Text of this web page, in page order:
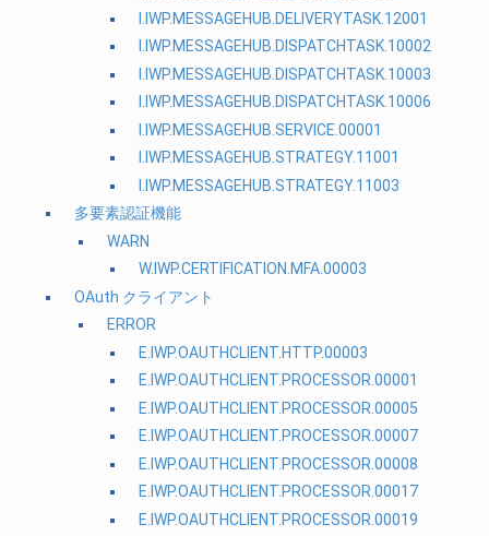
I.IWP.MESSAGEHUB.DELIVERYTASK.12001
I.IWP.MESSAGEHUB.DISPATCHTASK.10002
I.IWP.MESSAGEHUB.DISPATCHTASK.10003
I.IWP.MESSAGEHUB.DISPATCHTASK.10006
I.IWP.MESSAGEHUB.SERVICE.00001
I.IWP.MESSAGEHUB.STRATEGY.11001
I.IWP.MESSAGEHUB.STRATEGY.11003
多要素認証機能
WARN
W.IWP.CERTIFICATION.MFA.00003
OAuth クライアント
ERROR
E.IWP.OAUTHCLIENT.HTTP.00003
E.IWP.OAUTHCLIENT.PROCESSOR.00001
E.IWP.OAUTHCLIENT.PROCESSOR.00005
E.IWP.OAUTHCLIENT.PROCESSOR.00007
E.IWP.OAUTHCLIENT.PROCESSOR.00008
E.IWP.OAUTHCLIENT.PROCESSOR.00017
E.IWP.OAUTHCLIENT.PROCESSOR.00019